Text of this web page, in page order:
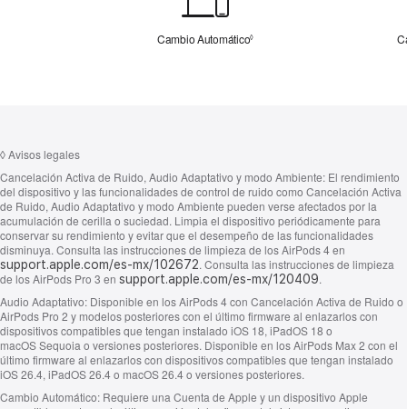
Automático
Cambio Automático◊
◊Avisos legales
Cancelación Activa de Ruido, Audio Adaptativo y modo Ambiente:El rendimiento
del dispositivo y las funcionalidades de control de ruido como Cancelación Activa
de Ruido, Audio Adaptativo y modo Ambiente pueden verse afectados por la
acumulación de cerilla o suciedad. Limpia el dispositivo periódicamente para
conservar su rendimiento y evitar que el desempeño de las funcionalidades
disminuya. Consulta las instrucciones de limpieza de los AirPods 4 en
support.apple.com/es-mx/102672. Consulta las instrucciones de limpieza
de los AirPods Pro 3 en support.apple.com/es-mx/120409.
Audio Adaptativo:Disponible en los AirPods 4 con Cancelación Activa de Ruido o
AirPods Pro 2 y modelos posteriores con el último firmware al enlazarlos con
dispositivos compatibles que tengan instalado iOS 18, iPadOS 18 o
macOS Sequoia o versiones posteriores. Disponible en los AirPods Max 2 con el
último firmware al enlazarlos con dispositivos compatibles que tengan instalado
iOS 26.4, iPadOS 26.4 o macOS 26.4 o versiones posteriores.
Cambio Automático:Requiere una Cuenta de Apple y un dispositivo Apple